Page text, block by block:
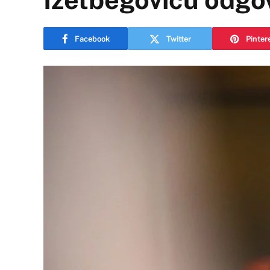
Facebook Twitter